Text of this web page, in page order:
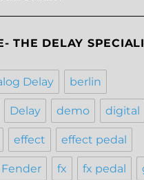
THE DELAY
Delay berlin
Delay demo digital
effect effect pedal
Fender fx fx pedal